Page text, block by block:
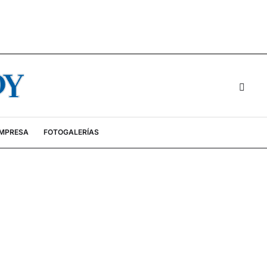
FOTOGALERÍAS